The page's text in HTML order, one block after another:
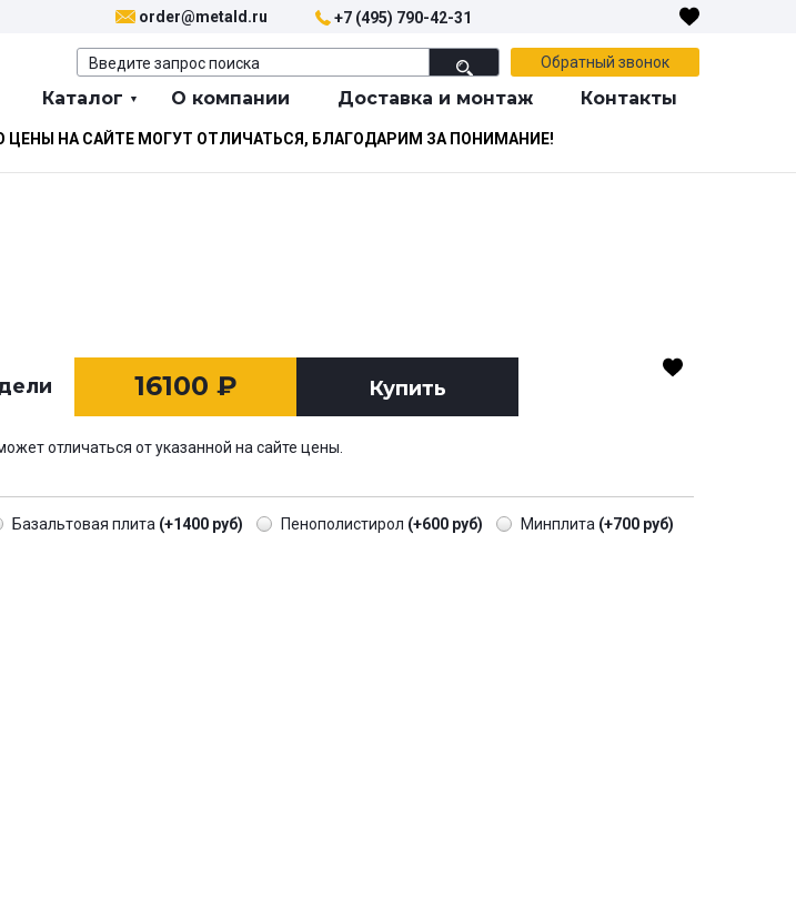
order@metald.ru +7 (495) 790-42-31
Обратный звонок
Каталог О компании Доставка и монтаж Контакты
НА САЙТЕ МОГУТ ОТЛИЧАТЬСЯ, БЛАГОДАРИМ ЗА ПОНИМАНИЕ!
16100 ₽ Купить
отличаться от указанной на сайте цены.
Базальтовая плита (+1400 руб) Пенополистирол (+600 руб) Минплита (+700 руб)